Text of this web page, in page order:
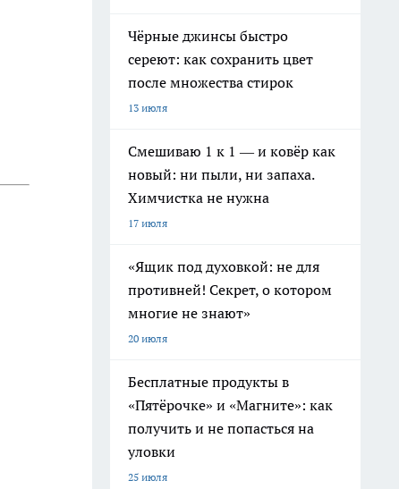
Чёрные джинсы быстро
сереют: как сохранить цвет
после множества стирок
13 июля
Смешиваю 1 к 1 — и ковёр как
новый: ни пыли, ни запаха.
Химчистка не нужна
17 июля
«Ящик под духовкой: не для
противней! Секрет, о котором
многие не знают»
20 июля
Бесплатные продукты в
«Пятёрочке» и «Магните»: как
получить и не попасться на
уловки
25 июля